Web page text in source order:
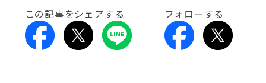
この記事をシェアする フォローする